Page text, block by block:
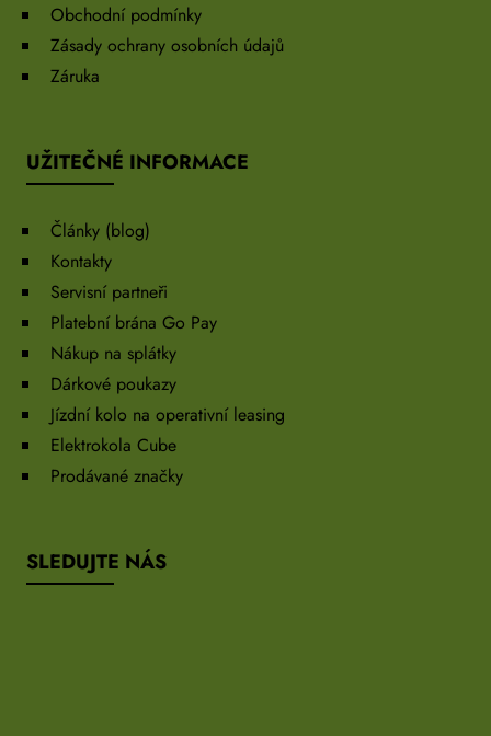
Obchodní podmínky
Zásady ochrany osobních údajů
Záruka
UŽITEČNÉ INFORMACE
Články (blog)
Kontakty
Servisní partneři
Platební brána Go Pay
Nákup na splátky
Dárkové poukazy
Jízdní kolo na operativní leasing
Elektrokola Cube
Prodávané značky
SLEDUJTE NÁS